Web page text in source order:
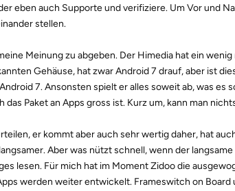
eben auch Supporte und verifiziere. Um Vor und
stellen.
Meinung zu abgeben. Der Himedia hat ein
Gehäuse, hat zwar Android 7 drauf, aber ist
7. Ansonsten spielt er alles soweit ab, was es
das Paket an Apps gross ist. Kurz um, kann man
er kommt aber auch sehr wertig daher, hat
Aber was nützt schnell, wenn der
lesen. Für mich hat im Moment Zidoo die
werden weiter entwickelt. Frameswitch on Board